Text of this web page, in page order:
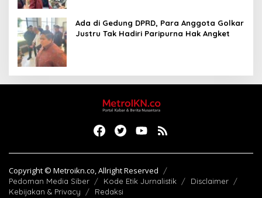
Ada di Gedung DPRD, Para Anggota Golkar
Justru Tak Hadiri Paripurna Hak Angket
Copyright © Metroikn.co, Allright Reserved
Pedoman Media Siber Kode Etik Jurnalistik
Disclaimer
Kebijakan & Privacy
Redaksi